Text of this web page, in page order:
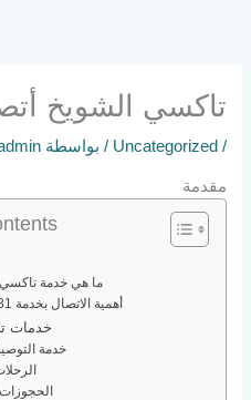
تاكسي الشويخ أتصل
/
Uncategorized / بواسطة
مقدمة
ما هي خدمة
أهمية الاتصال بخدمة 66241581
خدمات
خدمة